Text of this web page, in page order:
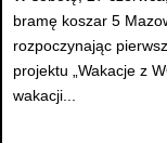
bramę koszar 5
rozpoczynając
projektu „Wakacje z
wakacji...